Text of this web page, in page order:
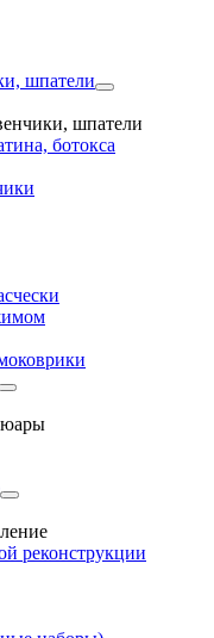
шпатели
шпатели
ботокса
реконструкции